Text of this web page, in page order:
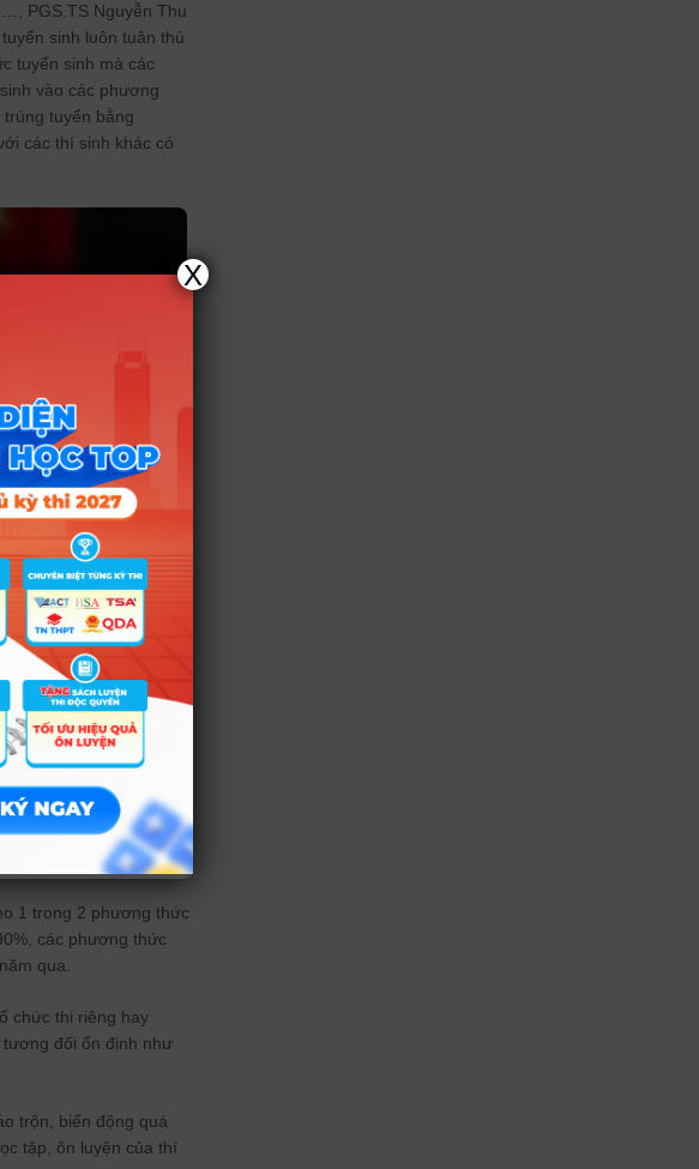
PGS.TS Nguyễn Thu
sinh luôn tuân thủ
tuyển sinh mà các
vào các phương
tuyển bằng
các thí sinh khác có
sinh ĐH
1 trong 2 phương thức
các phương thức
qua.
chức thi riêng hay
đối ổn định như
trộn, biến động quá
tập, ôn luyện của thí
X